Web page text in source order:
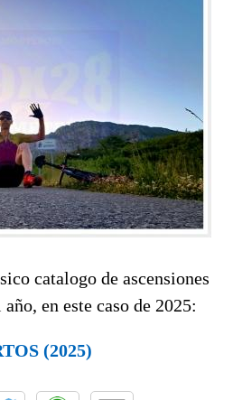
catalogo de ascensiones
en este caso de 2025:
(2025)